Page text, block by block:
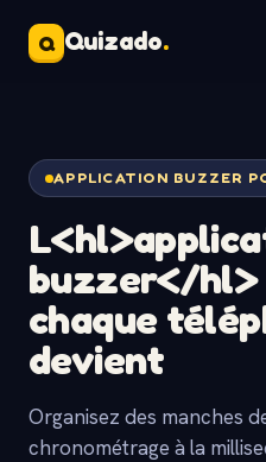
Q Quizado.
APPLICATION BUZZER
buzzer</hl>
chaque
devient
Organisez des manches
chronométrage à la